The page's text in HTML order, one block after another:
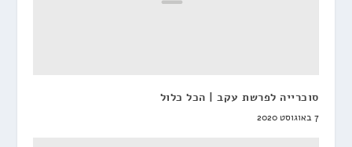
סוכרייה לפרשת עקב | הכל כלול
7 באוגוסט 2020